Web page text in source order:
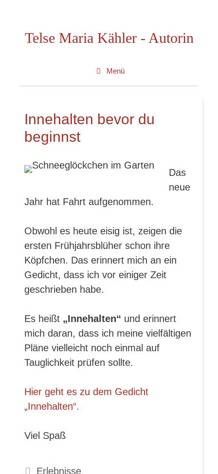
springenTelse Maria Kähler - Autorin
Menü
Innehalten bevor du
beginnst
Das
neue
Jahr hat Fahrt aufgenommen.
Obwohl es heute eisig ist, zeigen die
ersten Frühjahrsblüher schon ihre
Köpfchen. Das erinnert mich an ein
Gedicht, dass ich vor einiger Zeit
geschrieben habe.
Es heißt „Innehalten“ und erinnert
mich daran, dass ich meine vielfältigen
Pläne vielleicht noch einmal auf
Tauglichkeit prüfen sollte.
Hier geht es zu dem Gedicht
„Innehalten“.
Viel Spaß
Kategorien
Erlebnisse